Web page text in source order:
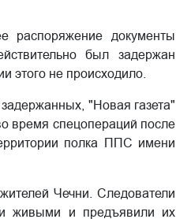
распоряжение документы
был задержан
этого не происходило.
"Новая газета"
время спецопераций после
полка ППС имени
Чечни. Следователи
живыми и предъявили их